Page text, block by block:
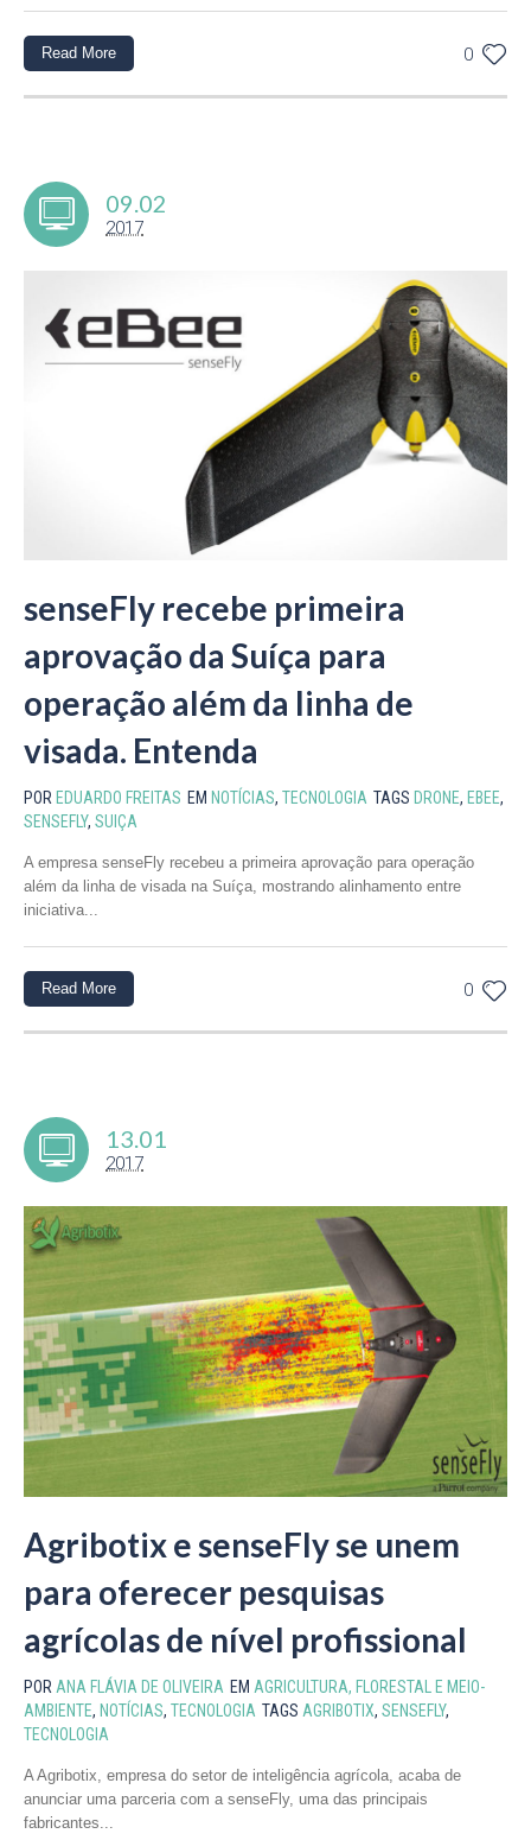
0
Read More
09.02
2017
senseFly recebe primeira
aprovação da Suíça para
operação além da linha de
visada. Entenda
POR EDUARDO FREITAS EM NOTÍCIAS, TECNOLOGIA TAGS DRONE, EBEE,
SENSEFLY, SUIÇA
A empresa senseFly recebeu a primeira aprovação para operação
além da linha de visada na Suíça, mostrando alinhamento entre
iniciativa...
0
Read More
13.01
2017
Agribotix e senseFly se unem
para oferecer pesquisas
agrícolas de nível profissional
POR ANA FLÁVIA DE OLIVEIRA EM AGRICULTURA, FLORESTAL E MEIO-
AMBIENTE, NOTÍCIAS, TECNOLOGIA TAGS AGRIBOTIX, SENSEFLY,
TECNOLOGIA
A Agribotix, empresa do setor de inteligência agrícola, acaba de
anunciar uma parceria com a senseFly, uma das principais
fabricantes...